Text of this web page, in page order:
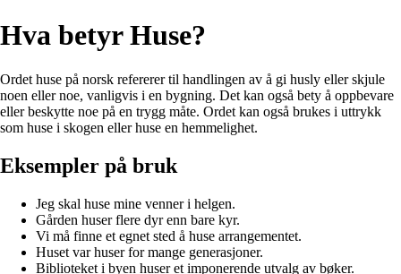
Hva betyr Huse?
Ordet huse på norsk refererer til handlingen av å gi husly eller skjule
noen eller noe, vanligvis i en bygning. Det kan også bety å oppbevare
eller beskytte noe på en trygg måte. Ordet kan også brukes i uttrykk
som huse i skogen eller huse en hemmelighet.
Eksempler på bruk
Jeg skal huse mine venner i helgen.
Gården huser flere dyr enn bare kyr.
Vi må finne et egnet sted å huse arrangementet.
Huset var huser for mange generasjoner.
Biblioteket i byen huser et imponerende utvalg av bøker.